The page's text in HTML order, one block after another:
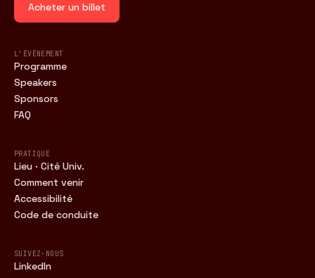
Acheter un billet
L'ÉVÉNEMENT
Programme
Speakers
Sponsors
FAQ
PRATIQUE
Lieu · Cité Univ.
Comment venir
Accessibilité
Code de conduite
SUIVEZ-NOUS
LinkedIn